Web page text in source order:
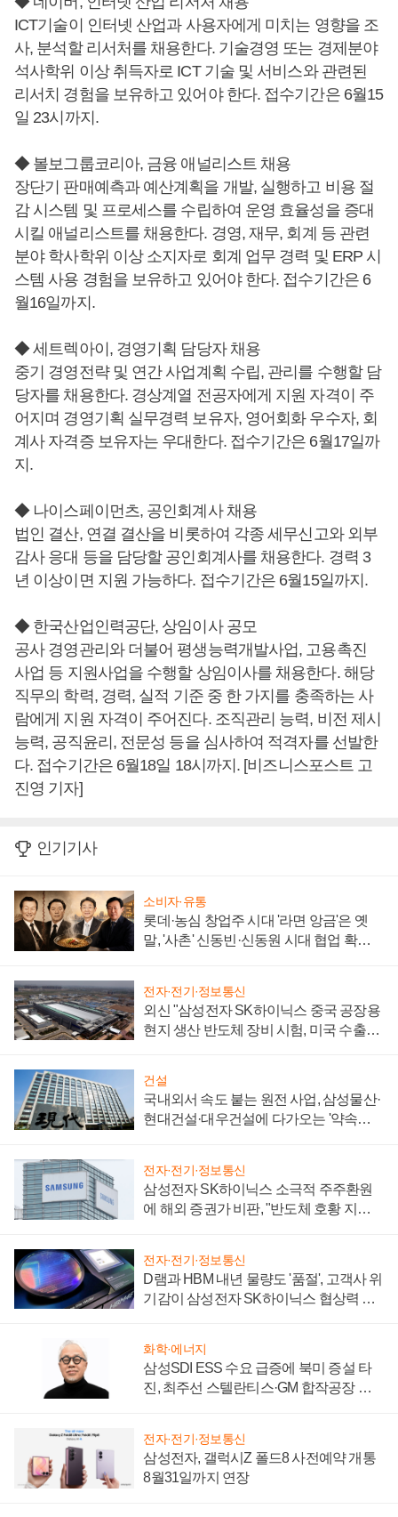
ICT기술이 인터넷 산업과 사용자에게 미치는 영향을 조
사, 분석할 리서처를 채용한다. 기술경영 또는 경제분야
석사학위 이상 취득자로 ICT 기술 및 서비스와 관련된
리서치 경험을 보유하고 있어야 한다. 접수기간은 6월15
일 23시까지.
◆ 볼보그룹코리아, 금융 애널리스트 채용
장단기 판매예측과 예산계획을 개발, 실행하고 비용 절
감 시스템 및 프로세스를 수립하여 운영 효율성을 증대
시킬 애널리스트를 채용한다. 경영, 재무, 회계 등 관련
분야 학사학위 이상 소지자로 회계 업무 경력 및 ERP 시
스템 사용 경험을 보유하고 있어야 한다. 접수기간은 6
월16일까지.
◆ 세트렉아이, 경영기획 담당자 채용
중기 경영전략 및 연간 사업계획 수립, 관리를 수행할 담
당자를 채용한다. 경상계열 전공자에게 지원 자격이 주
어지며 경영기획 실무경력 보유자, 영어회화 우수자, 회
계사 자격증 보유자는 우대한다. 접수기간은 6월17일까
지.
◆ 나이스페이먼츠, 공인회계사 채용
법인 결산, 연결 결산을 비롯하여 각종 세무신고와 외부
감사 응대 등을 담당할 공인회계사를 채용한다. 경력 3
년 이상이면 지원 가능하다. 접수기간은 6월15일까지.
◆ 한국산업인력공단, 상임이사 공모
공사 경영관리와 더불어 평생능력개발사업, 고용촉진
사업 등 지원사업을 수행할 상임이사를 채용한다. 해당
직무의 학력, 경력, 실적 기준 중 한 가지를 충족하는 사
람에게 지원 자격이 주어진다. 조직관리 능력, 비전 제시
능력, 공직윤리, 전문성 등을 심사하여 적격자를 선발한
다. 접수기간은 6월18일 18시까지. [비즈니스포스트 고
진영 기자]
인기기사
소비자·유통
롯데·농심 창업주 시대 '라면 앙금'은 옛
말, '사촌' 신동빈·신동원 시대 협업 확대
전자·전기·정보통신
외신 "삼성전자 SK하이닉스 중국 공장용
현지 생산 반도체 장비 시험, 미국 수출통
건설
국내외서 속도 붙는 원전 사업, 삼성물산·
현대건설·대우건설에 다가오는 '약속의
전자·전기·정보통신
삼성전자 SK하이닉스 소극적 주주환원
에 해외 증권가 비판, "반도체 호황 지속
전자·전기·정보통신
D램과 HBM 내년 물량도 '품절', 고객사 위
기감이 삼성전자 SK하이닉스 협상력 더
화학·에너지
삼성SDI ESS 수요 급증에 북미 증설 타
진, 최주선 스텔란티스·GM 합작공장 건
전자·전기·정보통신
삼성전자, 갤럭시Z 폴드8 사전예약 개통
8월31일까지 연장